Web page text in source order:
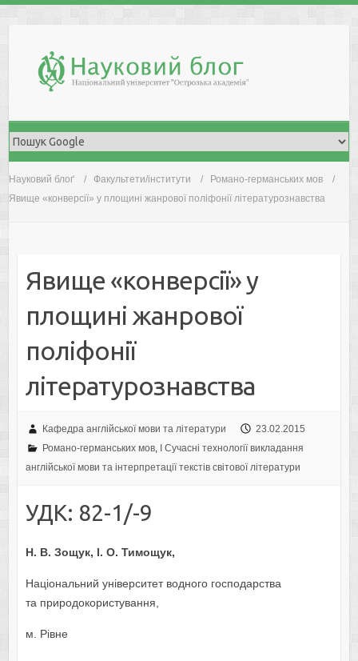
Науковий блоґ Факультети/інститути
Романо-германських мов
Явище «конверсії» у площині жанрової поліфонії літературознавства
Явище «конверсії» у
площині жанрової
поліфонії
літературознавства
Кафедра англійської мови та літератури
23.02.2015
Романо-германських мов,
I Cучасні технології викладання
англійської мови та інтерпретації текстів світової літератури
УДК: 82-1/-9
Н. В. Зощук, І. О. Тимощук,
Національний університет водного господарства
та природокористування,
м. Рівне